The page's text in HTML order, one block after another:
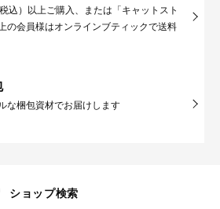
込）以上ご購入、または「キャットスト
の会員様はオンラインブティックで送料
な梱包資材でお届けします
ショップ検索